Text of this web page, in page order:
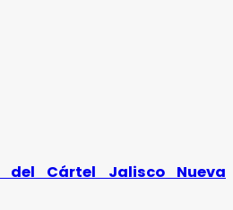
Cártel Jalisco Nueva